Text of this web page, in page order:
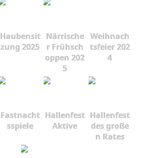
Haubensit
zung 2025
Närrische
r Frühsch
oppen 202
5
Weihnach
tsfeier 202
4
Fastnacht
sspiele
Hallenfest
Aktive
Hallenfest
des große
n Rates